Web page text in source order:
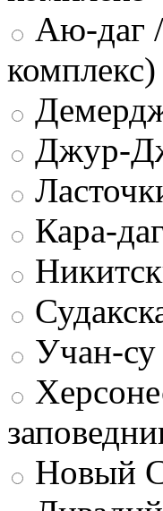
Аю-даг /
комплекс)
Джур-
Кара-
Учан-
Новый